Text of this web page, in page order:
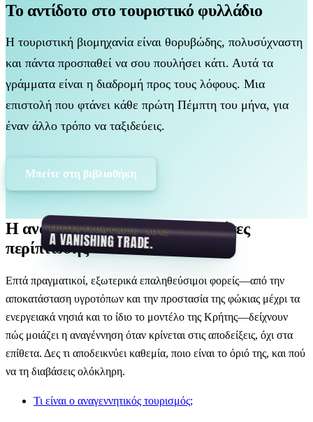
Το αντίδοτο στο τουριστικό φυλλάδιο
Η τουριστική βιομηχανία είναι θορυβώδης, πολυσύχναστη
και πάντα προσπαθεί να σου πουλήσει κάτι. Αυτά τα
γράμματα είναι η διαδρομή προς τους λόφους. Μια
επιστολή που φτάνει κάθε πρώτη Πέμπτη του μήνα, για
έναν άλλο τρόπο να ταξιδεύεις.
Μπείτε στη βιβλιοθήκη
LETTER FROM CRETE · NO 02
A VANISHING TRADE.
Η αναγέννηση στην πράξη: μελέτες
περίπτωσης
Επτά πραγματικοί, εξωτερικά επαληθεύσιμοι φορείς—από την
αποκατάσταση υγροτόπων και την προστασία της φώκιας μέχρι τα
ενεργειακά νησιά και το ίδιο το μοντέλο της Κρήτης—δείχνουν
πώς μοιάζει η αναγέννηση όταν κρίνεται στις αποδείξεις, όχι στα
επίθετα. Δες τι αποδεικνύει καθεμία, ποιο είναι το όριό της, και πού
να τη διαβάσεις ολόκληρη.
Τι είναι ο αναγεννητικός τουρισμός;